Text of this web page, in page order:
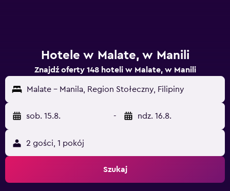
Hotele w Malate, w Manili
Znajdź oferty 148 hoteli w Malate, w Manili
Malate - Manila, Region Stołeczny, Filipiny
sob. 15.8. - ndz. 16.8.
2 gości, 1 pokój
Szukaj